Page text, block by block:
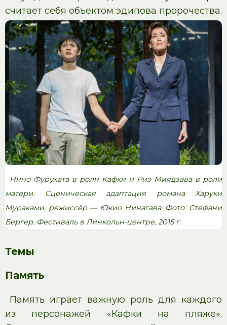
считает себя объектом эдипова пророчества.
Нино Фурухата в роли Кафки и Риэ Миядзава в роли
матери. Сценическая адаптация романа Харуки
Мураками, режиссёр — Юкио Нинагава. Фото: Стефани
Бергер. Фестиваль в Линкольн-центре, 2015 г.
Темы
Память
Память играет важную роль для каждого
из персонажей «Кафки на пляже».